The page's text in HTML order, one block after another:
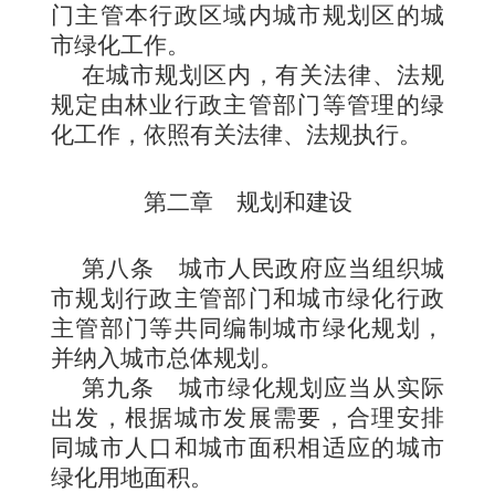
门主管本行政区域内城市规划区的城
市绿化工作。
在城市规划区内，有关法律、法规
规定由林业行政主管部门等管理的绿
化工作，依照有关法律、法规执行。
第二章 规划和建设
第八条 城市人民政府应当组织城
市规划行政主管部门和城市绿化行政
主管部门等共同编制城市绿化规划，
并纳入城市总体规划。
第九条 城市绿化规划应当从实际
出发，根据城市发展需要，合理安排
同城市人口和城市面积相适应的城市
绿化用地面积。